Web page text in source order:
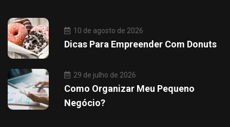
10 de agosto de 2026
Dicas Para Empreender Com Donuts
29 de julho de 2026
Como Organizar Meu Pequeno
Negócio?